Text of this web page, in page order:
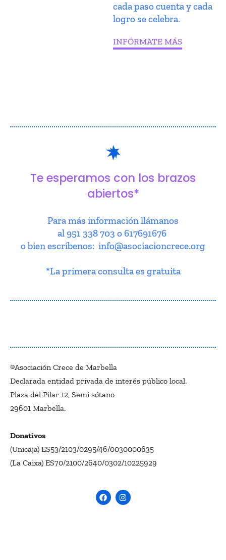
cada paso cuenta y cada
logro se celebra.
INFÓRMATE MÁS
Te esperamos con los brazos
abiertos*
Para más información llámanos
al 951 338 703 o 617691676
o bien escríbenos: info@asociacioncrece.org
*La primera consulta es gratuita
®Asociación Crece de Marbella
Declarada entidad privada de interés público local.
Plaza del Pilar 12, Semi sótano
29601 Marbella.
Donativos
(Unicaja) ES53/2103/0295/46/0030000635
(La Caixa) ES70/2100/2640/0302/10225929